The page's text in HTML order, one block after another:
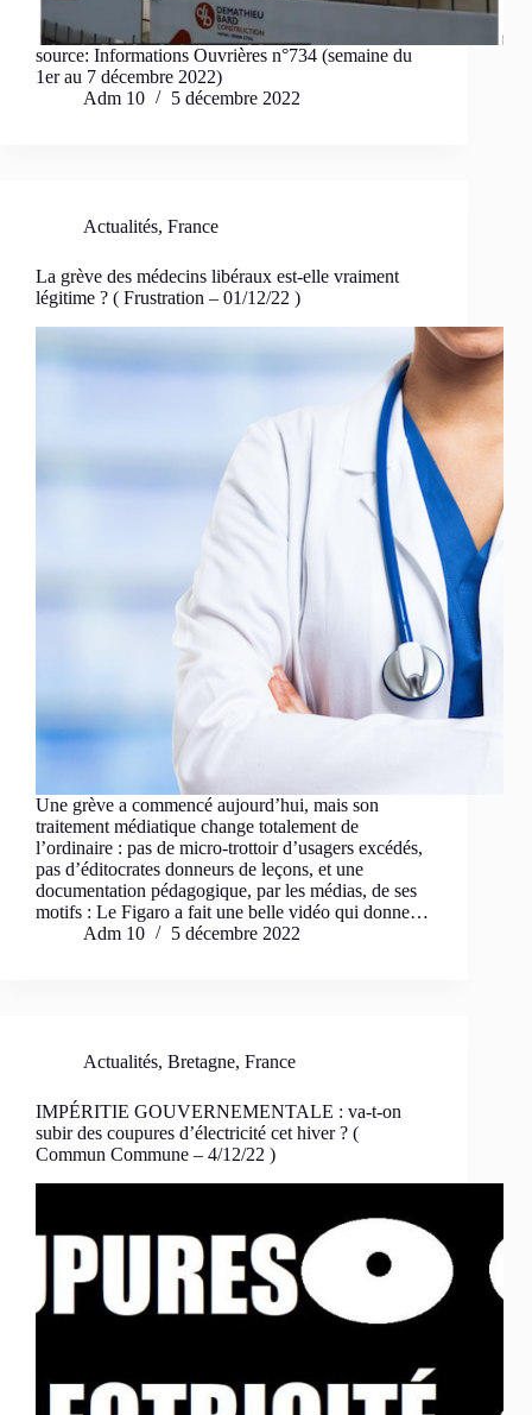
source: Informations Ouvrières n°734 (semaine du
1er au 7 décembre 2022)
Adm 10
5 décembre 2022
Actualités, France
La grève des médecins libéraux est-elle vraiment
légitime ? ( Frustration – 01/12/22 )
Une grève a commencé aujourd’hui, mais son
traitement médiatique change totalement de
l’ordinaire : pas de micro-trottoir d’usagers excédés,
pas d’éditocrates donneurs de leçons, et une
documentation pédagogique, par les médias, de ses
motifs : Le Figaro a fait une belle vidéo qui donne…
Adm 10
5 décembre 2022
Actualités, Bretagne, France
IMPÉRITIE GOUVERNEMENTALE : va-t-on
subir des coupures d’électricité cet hiver ? (
Commun Commune – 4/12/22 )